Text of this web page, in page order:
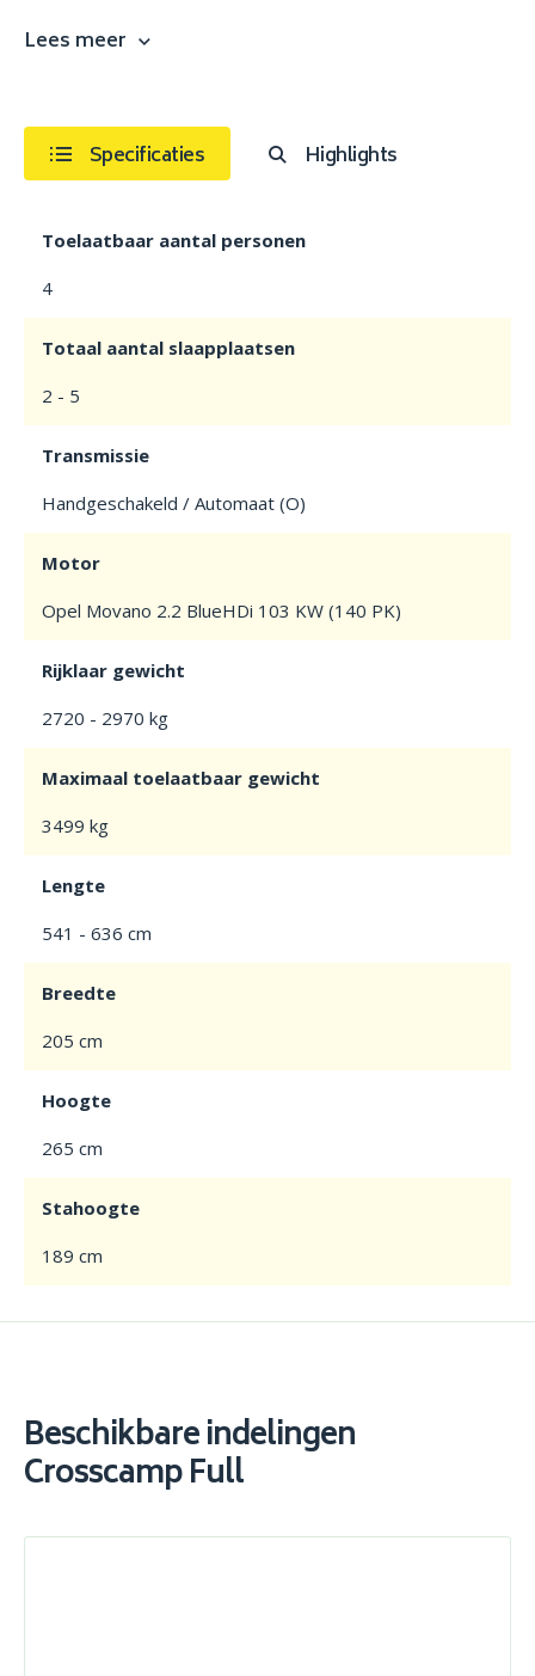
Specificaties Highlights
Toelaatbaar aantal personen
4
Totaal aantal slaapplaatsen
2 - 5
Transmissie
Handgeschakeld / Automaat (O)
Motor
Opel Movano 2.2 BlueHDi 103 KW (140 PK)
Rijklaar gewicht
2720 - 2970 kg
Maximaal toelaatbaar gewicht
3499 kg
Lengte
541 - 636 cm
Breedte
205 cm
Hoogte
265 cm
Stahoogte
189 cm
Lees meer
Beschikbare indelingen
Crosscamp Full